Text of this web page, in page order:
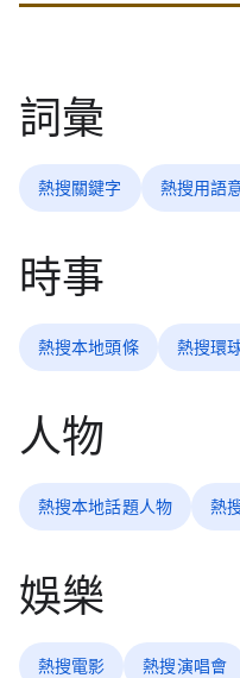
詞彙
熱搜關鍵字 熱搜用語
時事
熱搜本地頭條 熱搜環
人物
熱搜本地話題人物 熱
娛樂
熱搜電影 熱搜演唱會